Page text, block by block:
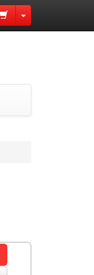
Toggle Dropdown